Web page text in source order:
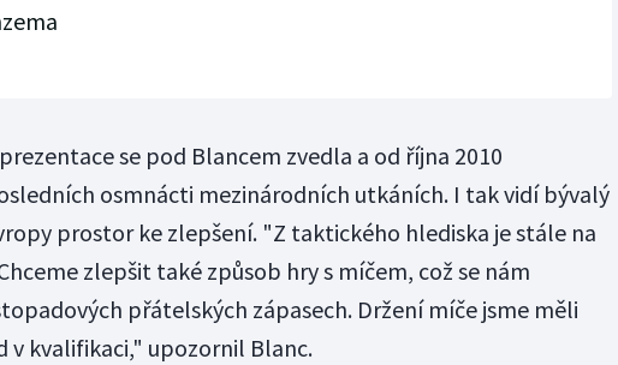
se pod Blancem zvedla a od října 2010
osmnácti mezinárodních utkáních. I tak vidí bývalý
prostor ke zlepšení. "Z taktického hlediska je stále na
zlepšit také způsob hry s míčem, což se nám
přátelských zápasech. Držení míče jsme měli
v kvalifikaci," upozornil Blanc.